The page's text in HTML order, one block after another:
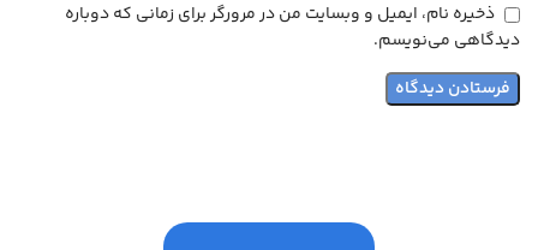
ذخیره نام، ایمیل و وبسایت من در مرورگر برای زمانی که دوباره
دیدگاهی می‌نویسم.